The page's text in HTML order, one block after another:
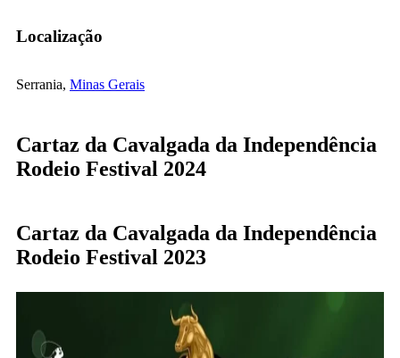
Localização
Serrania, Minas Gerais
Cartaz da Cavalgada da Independência
Rodeio Festival 2024
Cartaz da Cavalgada da Independência
Rodeio Festival 2023